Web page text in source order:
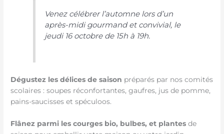
Venez célébrer l’automne lors d’un
après-midi gourmand et convivial, le
jeudi 16 octobre de 15h à 19h.
Dégustez les délices de saison préparés par nos comités
scolaires : soupes réconfortantes, gaufres, jus de pomme,
pains-saucisses et spéculoos.
Flânez parmi les courges bio, bulbes, et plantesde